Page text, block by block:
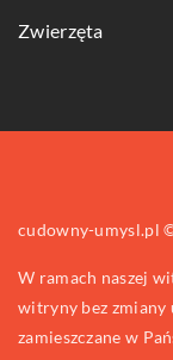
Zwierzęta
cudowny-umysl.pl
W ramach naszej
witryny bez zmiany
zamieszczane w